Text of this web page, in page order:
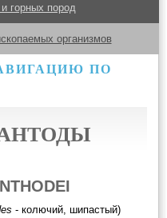
горных пород
организмов
ПО
- колючий, шипастый)